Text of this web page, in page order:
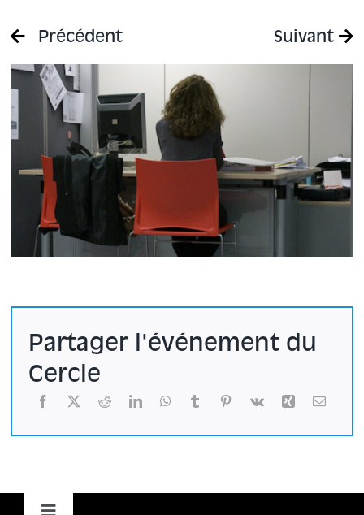
Précédent Suivant
Partager l'événement du
Cercle